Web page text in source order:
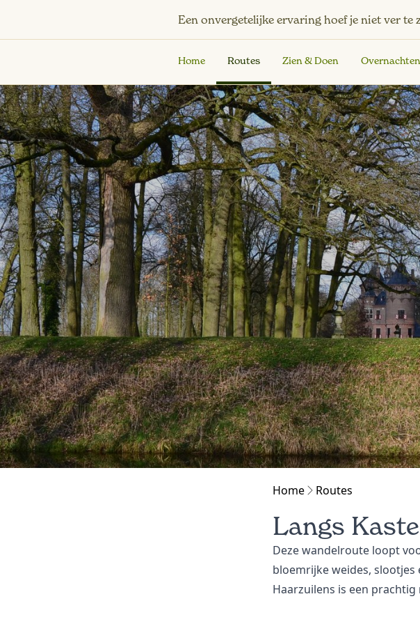
Een onvergetelijke ervaring hoef je niet ver te
Home Routes Zien & Doen Overnachten
Home Routes
Langs
Deze wandelroute loopt
bloemrijke weides,
Haarzuilens is een